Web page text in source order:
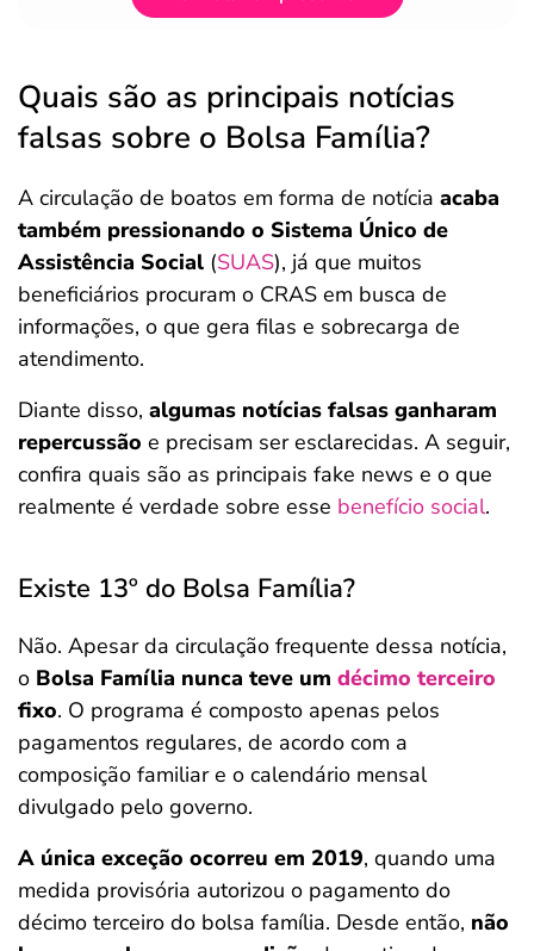
Quais são as principais notícias
falsas sobre o Bolsa Família?
A circulação de boatos em forma de notícia acaba
também pressionando o Sistema Único de
Assistência Social (SUAS), já que muitos
beneficiários procuram o CRAS em busca de
informações, o que gera filas e sobrecarga de
atendimento.
Diante disso, algumas notícias falsas ganharam
repercussão e precisam ser esclarecidas. A seguir,
confira quais são as principais fake news e o que
realmente é verdade sobre esse benefício social.
Existe 13º do Bolsa Família?
Não. Apesar da circulação frequente dessa notícia,
o Bolsa Família nunca teve um décimo terceiro
fixo. O programa é composto apenas pelos
pagamentos regulares, de acordo com a
composição familiar e o calendário mensal
divulgado pelo governo.
A única exceção ocorreu em 2019, quando uma
medida provisória autorizou o pagamento do
décimo terceiro do bolsa família. Desde então, não